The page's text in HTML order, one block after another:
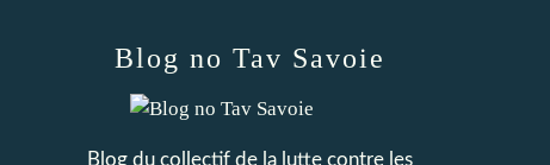
Blog no Tav Savoie
Blog du collectif de la lutte contre les